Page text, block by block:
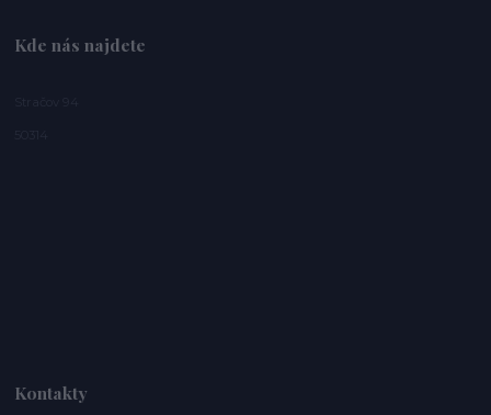
Kde nás najdete
Kontakty